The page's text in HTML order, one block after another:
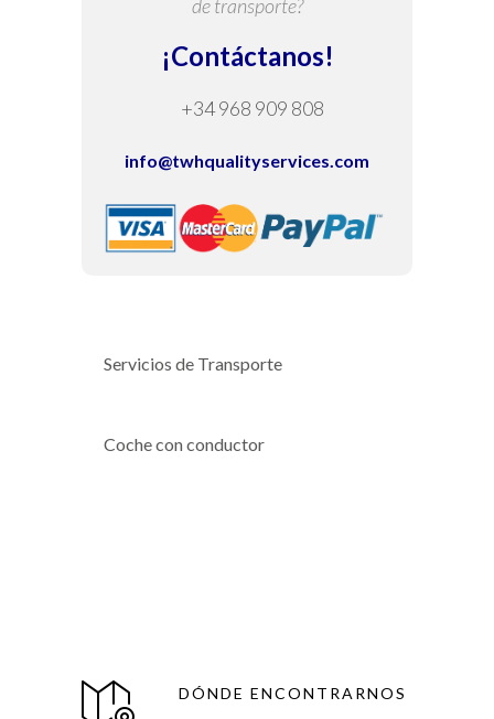
de transporte?
¡Contáctanos!
+34 968 909 808
info@twhqualityservices.com
Servicios de Transporte
Coche con conductor
DÓNDE ENCONTRARNOS